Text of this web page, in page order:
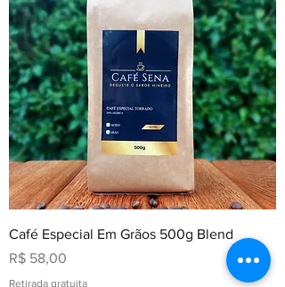
Café Especial Em Grãos 500g Blend
Preço
R$ 58,00
Retirada gratuita